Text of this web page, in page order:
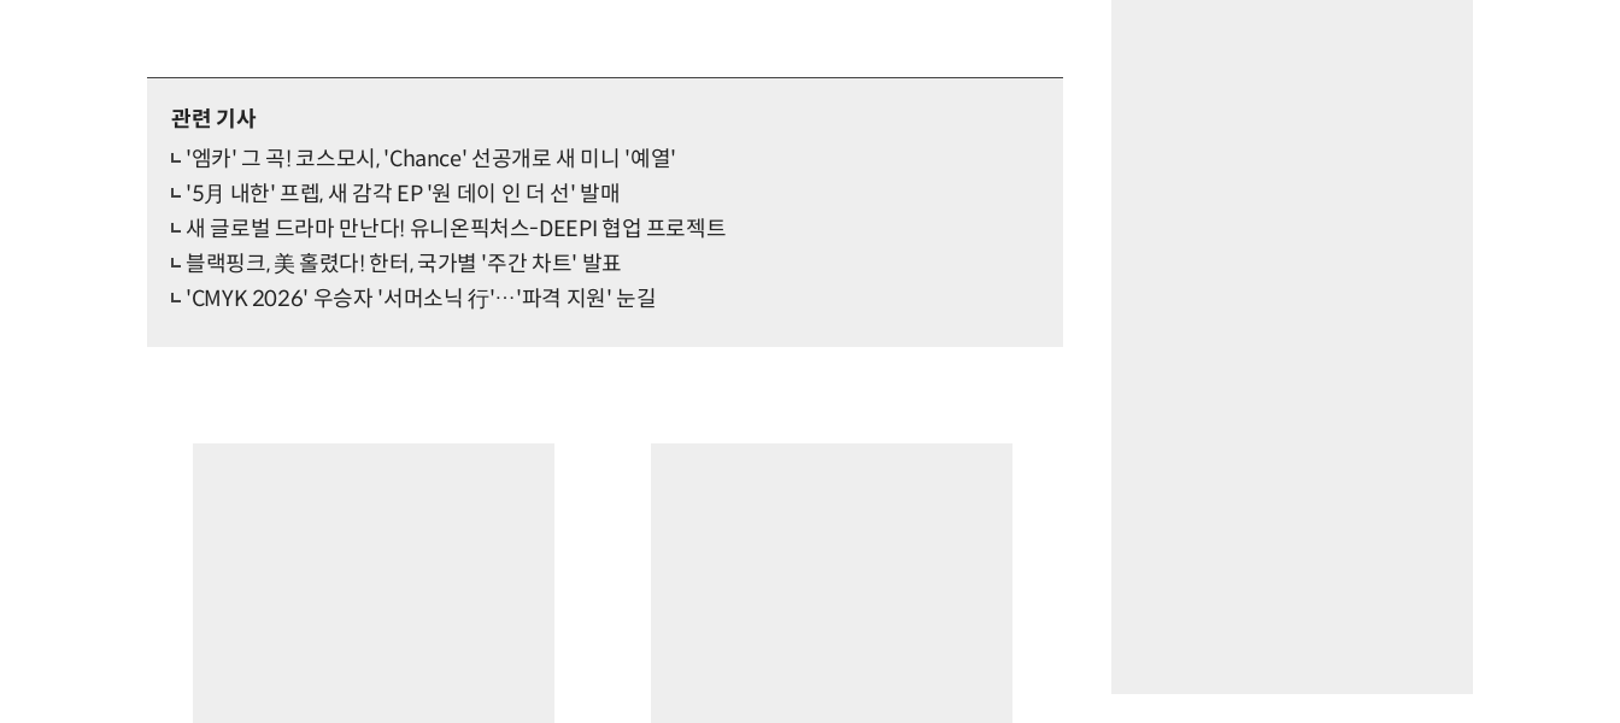
관련 기사
'엠카' 그 곡! 코스모시, 'Chance' 선공개로 새 미니 '예열'
'5月 내한' 프렙, 새 감각 EP '원 데이 인 더 선' 발매
새 글로벌 드라마 만난다! 유니온픽처스-DEEPI 협업 프로젝트
블랙핑크, 美 홀렸다! 한터, 국가별 '주간 차트' 발표
'CMYK 2026' 우승자 '서머소닉 行'…'파격 지원' 눈길